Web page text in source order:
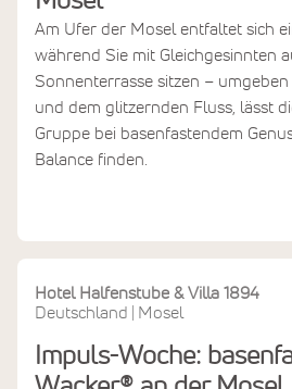
Am Ufer der Mosel entfaltet sich
während Sie mit Gleichgesinnten
Sonnenterrasse sitzen –
und dem glitzernden Fluss, lässt
Gruppe bei basenfastendem
Balance finden.
Hotel Halfenstube & Villa 1894
Deutschland
Mosel
Impuls-Woche: